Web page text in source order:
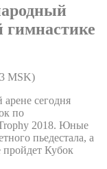
гимнастике
MSK)
сегодня
по
2018. Юные
пьедестала, а
пройдет Кубок